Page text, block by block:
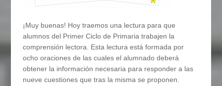
¡Muy buenas! Hoy traemos una lectura para que
alumnos del Primer Ciclo de Primaria trabajen la
comprensión lectora. Esta lectura está formada por
ocho oraciones de las cuales el alumnado deberá
obtener la información necesaria para responder a las
nueve cuestiones que tras la misma se proponen.